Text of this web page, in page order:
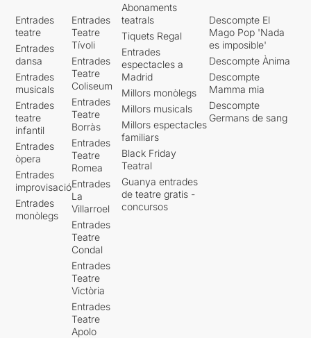
Entrades
teatre
Entrades
dansa
Entrades
musicals
Entrades
teatre
infantil
Entrades
òpera
Entrades
improvisació
Entrades
monòlegs
Entrades
Teatre
Tívoli
Entrades
Teatre
Coliseum
Entrades
Teatre
Borràs
Entrades
Teatre
Romea
Entrades
La
Villarroel
Entrades
Teatre
Condal
Entrades
Teatre
Victòria
Entrades
Teatre
Apolo
Abonaments
teatrals
Tiquets Regal
Entrades
espectacles a
Madrid
Millors monòlegs
Millors musicals
Millors espectacles
familiars
Black Friday
Teatral
Guanya entrades
de teatre gratis -
concursos
Descompte El
Mago Pop 'Nada
es imposible'
Descompte Ànima
Descompte
Mamma mia
Descompte
Germans de sang